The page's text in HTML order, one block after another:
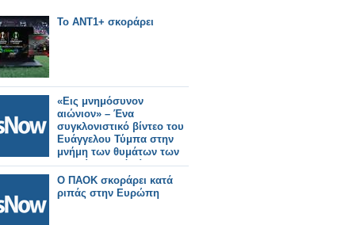
Το ΑΝΤ1+ σκοράρει
«Εις μνημόσυνον
αιώνιον» – Ένα
συγκλονιστικό βίντεο του
Ευάγγελου Τύμπα στην
μνήμη των θυμάτων των
Τεμπών (φωτό-βίντεο)
Ο ΠΑΟΚ σκοράρει κατά
ριπάς στην Ευρώπη